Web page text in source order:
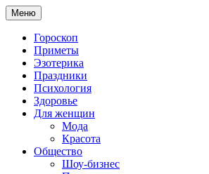
Меню
Гороскоп
Приметы
Эзотерика
Праздники
Психология
Здоровье
Для женщин
Мода
Красота
Общество
Шоу-бизнес